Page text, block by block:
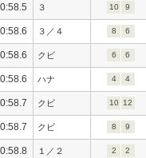
0:58.5 ３ 10 9
0:58.6 ３／４ 8 6
0:58.6 クビ 6 6
0:58.6 ハナ 4 4
0:58.7 クビ 10 12
0:58.7 クビ 8 9
0:58.8 １／２ 2 2